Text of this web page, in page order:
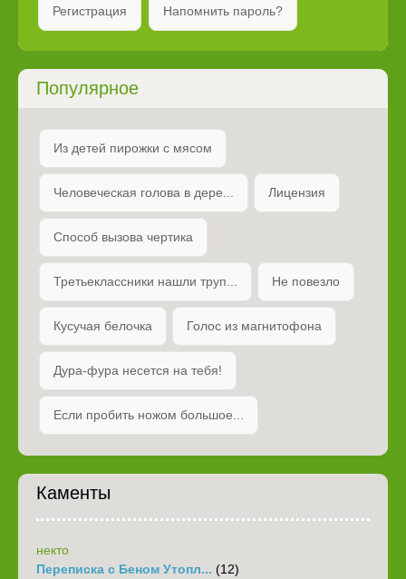
Регистрация Напомнить пароль?
Популярное
Из детей пирожки с мясом
Человеческая голова в дере... Лицензия
Способ вызова чертика
Третьеклассники нашли труп... Не повезло
Кусучая белочка Голос из магнитофона
Дура-фура несется на тебя!
Если пробить ножом большое...
Каменты
некто
Переписка с Беном Утопл... (12)